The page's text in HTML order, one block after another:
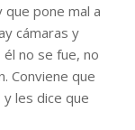
pone mal a
cámaras y
no se fue, no
Conviene que
les dice que